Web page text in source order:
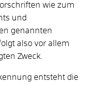
wie zum
und
genannten
also vor allem
Zweck.
entsteht die